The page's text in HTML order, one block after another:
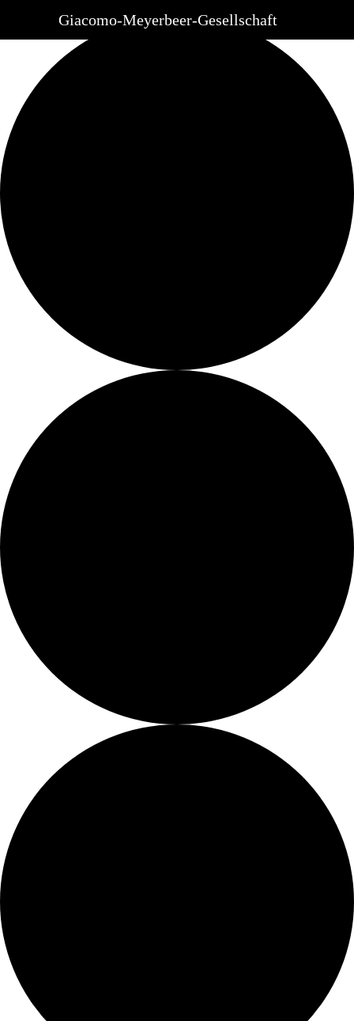
Giacomo-Meyerbeer-Gesellschaft